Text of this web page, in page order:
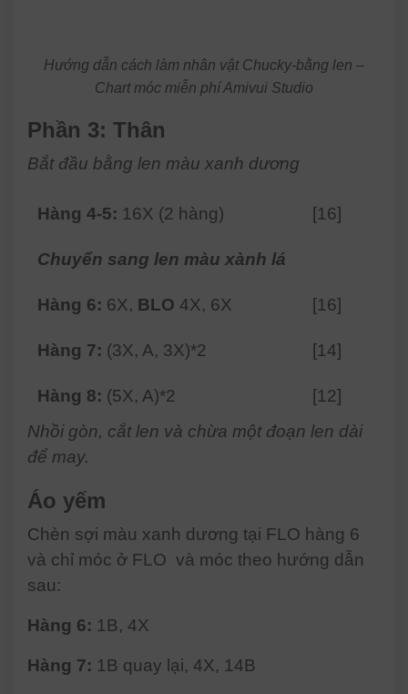
Hướng dẫn cách làm nhân vật Chucky-bằng len –
Chart móc miễn phí Amivui Studio
Phần 3: Thân
Bắt đầu bằng len màu xanh dương
Hàng 4-5: 16X (2 hàng) [16]
Chuyển sang len màu xành lá
Hàng 6: 6X, BLO 4X, 6X [16]
Hàng 7: (3X, A, 3X)*2 [14]
Hàng 8: (5X, A)*2
[12]
Nhồi gòn, cắt len và chừa một đoạn len dài
để may.
Áo yếm
Chèn sợi màu xanh dương tại FLO hàng 6
và chỉ móc ở FLO và móc theo hướng dẫn
sau:
Hàng 6: 1B, 4X
Hàng 7: 1B quay lại, 4X, 14B